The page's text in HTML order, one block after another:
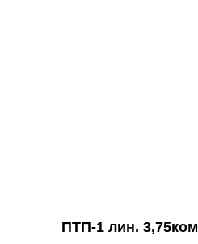
ПТП-1 лин. 3,75ком